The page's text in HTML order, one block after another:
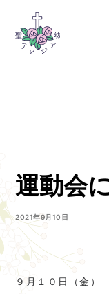
運動会
2021年9月10日
９月１０日（金）